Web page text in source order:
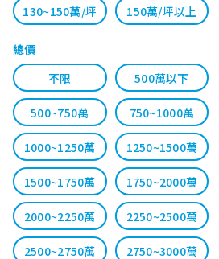
后里科學園區 單元12重劃區
單元二重劃區
北屯機捷特區 台中港特定區
廍子重劃區 弘富重劃區
水湳經貿園區 烏日高鐵特區
130~150萬/坪 150萬/坪以上
總價
不限
500萬以下
500~750萬 750~1000萬
1000~1250萬 1250~1500萬
1500~1750萬 1750~2000萬
2000~2250萬 2250~2500萬
2500~2750萬 2750~3000萬
認識房感
服務條款
隱私權聲明
隱私政策
資訊安全政策
聯絡我們
找建案
購屋能力試算
房貸試算
全台房價
熱門區域分析
房產知識庫
會員服務
新手上路
會員專區
客服信箱
成為會員
感感集團
股感 StockFeel
房感 HouseFeel
安錢感 CashFeel
保險感 INS.Feel
檬檬商城 Lemongrocery
商業服務
內容合作
業務合作
房感不動產科技股份
105 台北市松山區民生東路